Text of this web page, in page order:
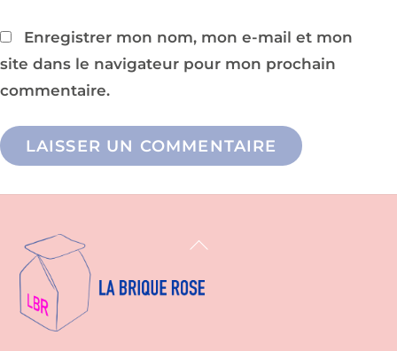
Enregistrer mon nom, mon e-mail et mon
site dans le navigateur pour mon prochain
commentaire.
Back
Top